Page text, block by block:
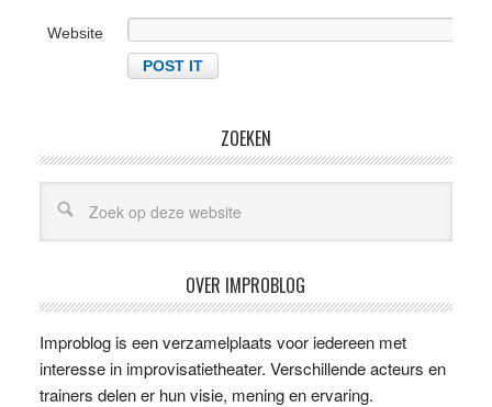
Website
ZOEKEN
OVER IMPROBLOG
Improblog is een verzamelplaats voor iedereen met
interesse in improvisatietheater. Verschillende acteurs en
trainers delen er hun visie, mening en ervaring.